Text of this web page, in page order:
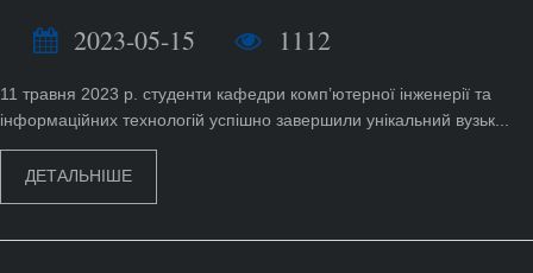
2023-05-15
1112
11 травня 2023 р. студенти кафедри комп’ютерної інженерії та
інформаційних технологій успішно завершили унікальний вузьк...
ДЕТАЛЬНІШЕ